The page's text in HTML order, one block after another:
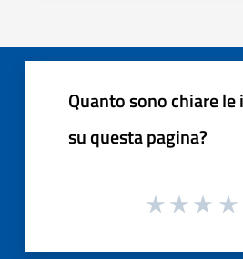
Quanto sono chiare
su questa pagina?